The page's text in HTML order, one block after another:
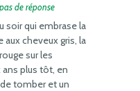
pas de réponse
soir qui embrase la
aux cheveux gris, la
sur les
ans plus tôt, en
tomber et un